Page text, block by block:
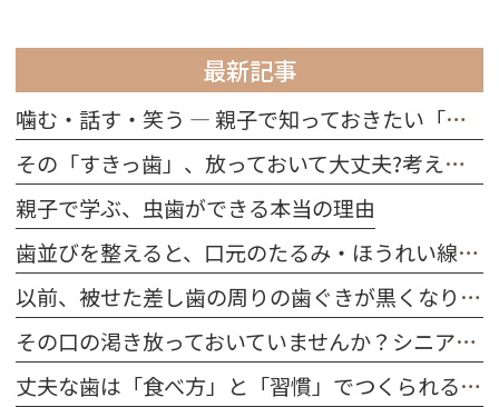
最新記事
噛む・話す・笑う ― 親子で知っておきたい「歯の役割」
その「すきっ歯」、放っておいて大丈夫?考えられる原因を解説
親子で学ぶ、虫歯ができる本当の理由
歯並びを整えると、口元のたるみ・ほうれい線は改善する？
以前、被せた差し歯の周りの歯ぐきが黒くなりました。どうしてですか？
その口の渇き放っておいていませんか？シニア世代に多い「ドライマウス」を防ぐ習慣
丈夫な歯は「食べ方」と「習慣」でつくられる｜今日から始める口腔ケア